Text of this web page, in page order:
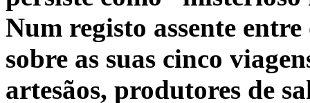
Num registo assente
sobre as suas cinco
artesãos, produtores de